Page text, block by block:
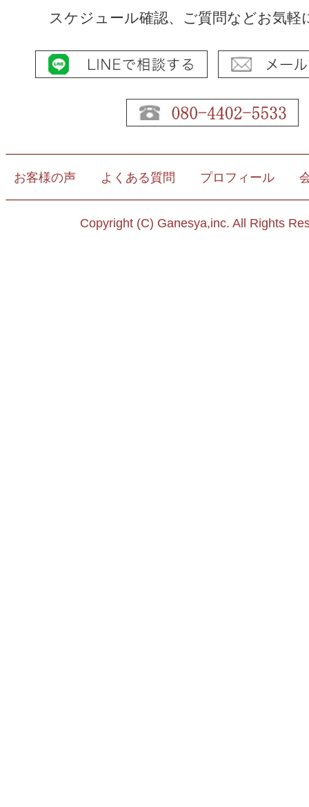
スケジュール確認、ご質問などお気軽
お客様の声 よくある質問 プロフィール
Copyright (C) Ganesya,inc. All Rights